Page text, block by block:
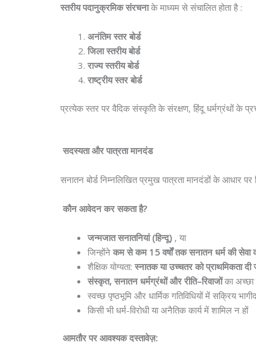
स्तरीय पदानुक्रमिक संरचनाके माध्यम से संचालित होता है :
अनंतिम स्तर बोर्ड
जिला स्तरीय बोर्ड
राज्य स्तरीय बोर्ड
राष्ट्रीय स्तर बोर्ड
प्रत्येक स्तर पर वैदिक संस्कृति के संरक्षण, हिंदू धर्मग्रंथों के
सदस्यता और पात्रता मानदंड
सनातन बोर्ड निम्नलिखित प्रमुख पात्रता मानदंडों के आधार पर
कौन आवेदन कर सकता है?
जन्मजात सनातनियां(हिन्दू) , या
जिन्होंनेकम से कम15वर्षों तक सनातन धर्म की सेवा
शैक्षिक योग्यता:स्नातक या उच्चतर को प्राथमिकता दी
संस्कृत,सनातन धर्मग्रंथों और रीति–रिवाजोंका अच्छा
स्वच्छ पृष्ठभूमि और धार्मिक गतिविधियों में सक्रिय
किसी भी धर्म-विरोधी या अनैतिक कार्य में शामिल न हों
आमतौर पर आवश्यक दस्तावेज़: